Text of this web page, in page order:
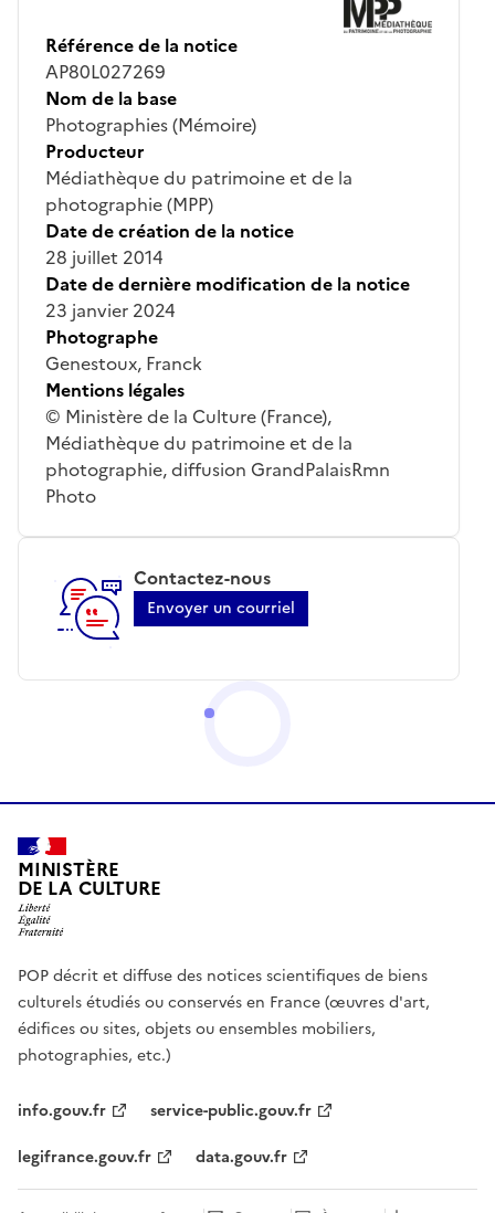
Référence de la notice
AP80L027269
Nom de la base
Photographies (Mémoire)
Producteur
Médiathèque du patrimoine et de la
photographie (MPP)
Date de création de la notice
28 juillet 2014
Date de dernière modification de la notice
23 janvier 2024
Photographe
Genestoux, Franck
Mentions légales
© Ministère de la Culture (France),
Médiathèque du patrimoine et de la
photographie, diffusion GrandPalaisRmn
Photo
Contactez-nous
Envoyer un courriel
MINISTÈRE
DE LA CULTURE
POP décrit et diffuse des notices scientifiques de biens
culturels étudiés ou conservés en France (œuvres d'art,
édifices ou sites, objets ou ensembles mobiliers,
photographies, etc.)
info.gouv.fr
service-public.gouv.fr
legifrance.gouv.fr
data.gouv.fr